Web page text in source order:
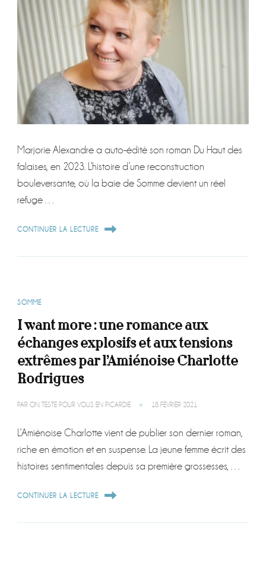
Marjorie Alexandre a auto-édité son roman Du Haut des
falaises, en 2023. L’histoire d’une reconstruction
bouleversante, où la baie de Somme devient un réel
refuge …
CONTINUER LA LECTURE
SOMME
I want more : une romance aux
échanges explosifs et aux tensions
extrêmes par l’Amiénoise Charlotte
Rodrigues
PAR ON TESTE POUR VOUS EN PICARDIE 18 FÉVRIER 2021
L’Amiénoise Charlotte vient de publier son dernier roman,
riche en émotion et en suspense. La jeune femme écrit des
histoires sentimentales depuis sa première grossesses, …
CONTINUER LA LECTURE